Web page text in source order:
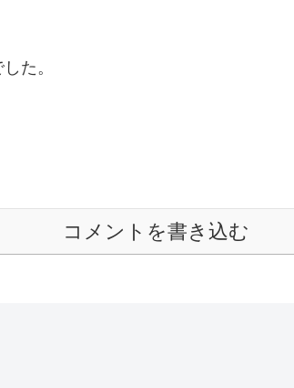
た。
コメントを書き込む